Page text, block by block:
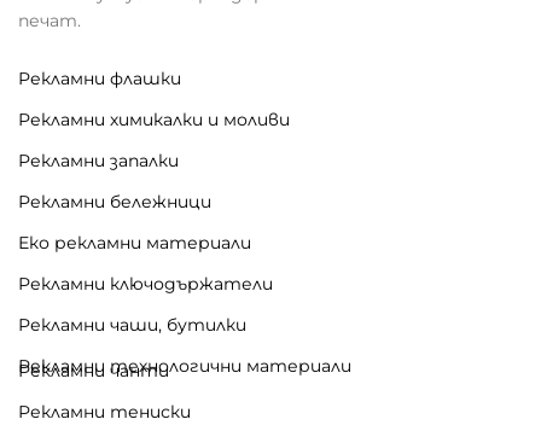
печат.
Рекламни флашки
Рекламни химикалки и моливи
Рекламни запалки
Рекламни бележници
Еко рекламни материали
Рекламни ключодържатели
Рекламни чаши, бутилки
Рекламни технологични материали
Рекламни чанти
Рекламни тениски